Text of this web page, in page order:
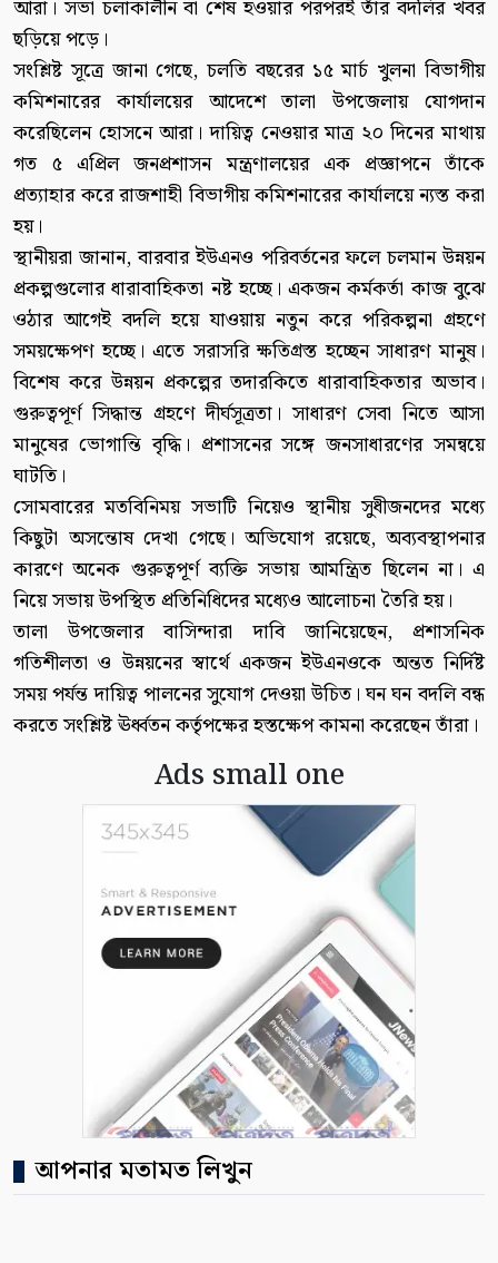
আরা। সভা চলাকালীন বা শেষ হওয়ার পরপরই তাঁর বদলির খবর
ছড়িয়ে পড়ে।
সংশ্লিষ্ট সূত্রে জানা গেছে, চলতি বছরের ১৫ মার্চ খুলনা বিভাগীয়
কমিশনারের কার্যালয়ের আদেশে তালা উপজেলায় যোগদান
করেছিলেন হোসনে আরা। দায়িত্ব নেওয়ার মাত্র ২০ দিনের মাথায়
গত ৫ এপ্রিল জনপ্রশাসন মন্ত্রণালয়ের এক প্রজ্ঞাপনে তাঁকে
প্রত্যাহার করে রাজশাহী বিভাগীয় কমিশনারের কার্যালয়ে ন্যস্ত করা
হয়।
স্থানীয়রা জানান, বারবার ইউএনও পরিবর্তনের ফলে চলমান উন্নয়ন
প্রকল্পগুলোর ধারাবাহিকতা নষ্ট হচ্ছে। একজন কর্মকর্তা কাজ বুঝে
ওঠার আগেই বদলি হয়ে যাওয়ায় নতুন করে পরিকল্পনা গ্রহণে
সময়ক্ষেপণ হচ্ছে। এতে সরাসরি ক্ষতিগ্রস্ত হচ্ছেন সাধারণ মানুষ।
বিশেষ করে উন্নয়ন প্রকল্পের তদারকিতে ধারাবাহিকতার অভাব।
গুরুত্বপূর্ণ সিদ্ধান্ত গ্রহণে দীর্ঘসূত্রতা। সাধারণ সেবা নিতে আসা
মানুষের ভোগান্তি বৃদ্ধি। প্রশাসনের সঙ্গে জনসাধারণের সমন্বয়ে
ঘাটতি।
সোমবারের মতবিনিময় সভাটি নিয়েও স্থানীয় সুধীজনদের মধ্যে
কিছুটা অসন্তোষ দেখা গেছে। অভিযোগ রয়েছে, অব্যবস্থাপনার
কারণে অনেক গুরুত্বপূর্ণ ব্যক্তি সভায় আমন্ত্রিত ছিলেন না। এ
নিয়ে সভায় উপস্থিত প্রতিনিধিদের মধ্যেও আলোচনা তৈরি হয়।
তালা উপজেলার বাসিন্দারা দাবি জানিয়েছেন, প্রশাসনিক
গতিশীলতা ও উন্নয়নের স্বার্থে একজন ইউএনওকে অন্তত নির্দিষ্ট
সময় পর্যন্ত দায়িত্ব পালনের সুযোগ দেওয়া উচিত। ঘন ঘন বদলি বন্ধ
করতে সংশ্লিষ্ট ঊর্ধ্বতন কর্তৃপক্ষের হস্তক্ষেপ কামনা করেছেন তাঁরা।
Ads small one
আপনার মতামত লিখুন